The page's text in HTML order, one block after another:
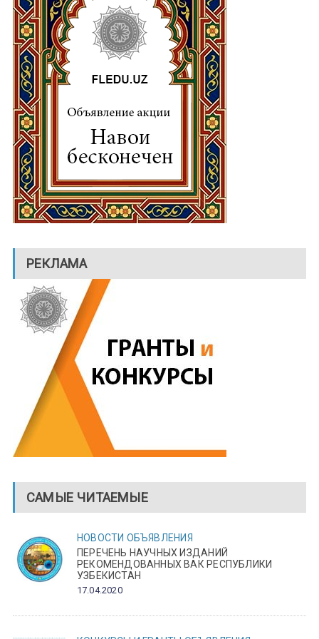
РЕКЛАМА
САМЫЕ ЧИТАЕМЫЕ
НОВОСТИ ОБЪЯВЛЕНИЯ
ПЕРЕЧЕНЬ НАУЧНЫХ ИЗДАНИЙ
РЕКОМЕНДОВАННЫХ ВАК РЕСПУБЛИКИ
УЗБЕКИСТАН
17.04.2020